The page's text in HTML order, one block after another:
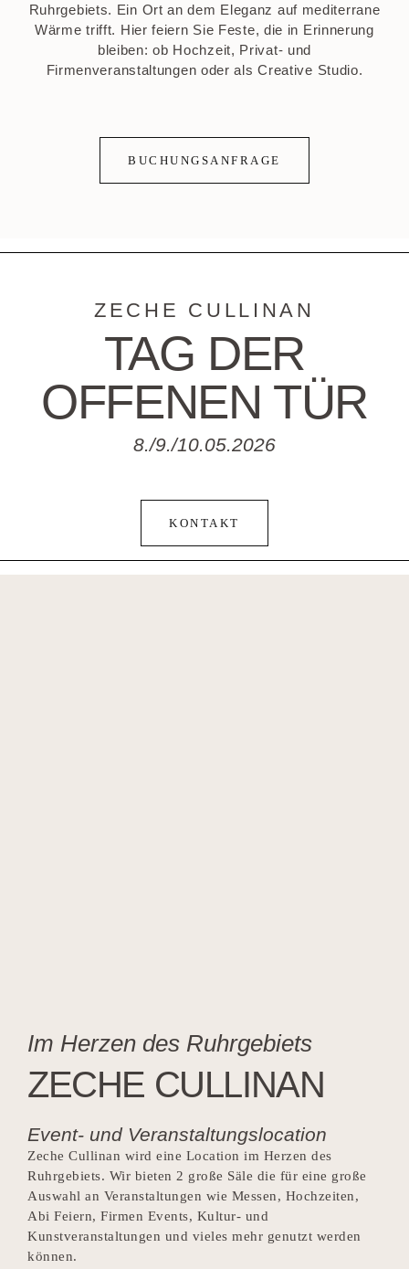
Ruhrgebiets. Ein Ort an dem Eleganz auf mediterrane
Wärme trifft. Hier feiern Sie Feste, die in Erinnerung
bleiben: ob Hochzeit, Privat- und
Firmenveranstaltungen oder als Creative Studio.
BUCHUNGSANFRAGE
ZECHE CULLINAN
TAG DER
OFFENEN TÜR
8./9./10.05.2026
KONTAKT
Im Herzen des Ruhrgebiets
ZECHE CULLINAN
Event- und Veranstaltungslocation
Zeche Cullinan wird eine Location im Herzen des
Ruhrgebiets. Wir bieten 2 große Säle die für eine große
Auswahl an Veranstaltungen wie Messen, Hochzeiten,
Abi Feiern, Firmen Events, Kultur- und
Kunstveranstaltungen und vieles mehr genutzt werden
können.